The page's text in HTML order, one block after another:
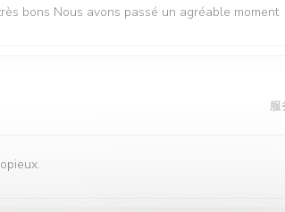
bons Nous avons passé un agréable moment
服